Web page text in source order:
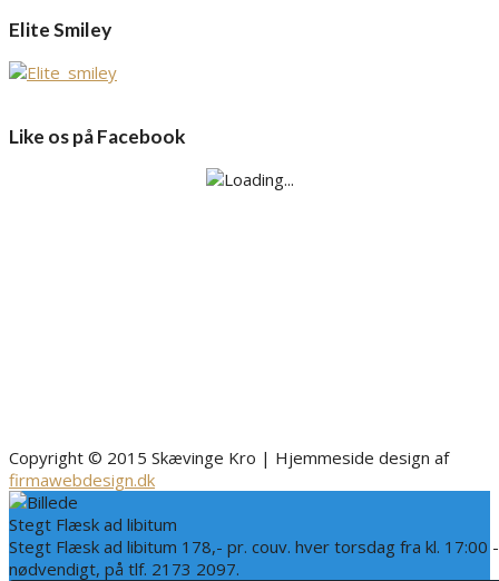
Elite Smiley
Like os på Facebook
Copyright © 2015 Skævinge Kro | Hjemmeside design af
firmawebdesign.dk
Stegt Flæsk ad libitum
Stegt Flæsk ad libitum 178,- pr. couv. hver torsdag fra kl. 17:00
nødvendigt, på tlf. 2173 2097.